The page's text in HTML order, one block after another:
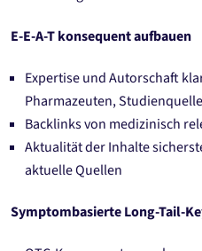
E-E-A-T konsequent aufbauen
Expertise und Autorschaft
Pharmazeuten,
Backlinks von medizinisch
Aktualität der Inhalte
aktuelle Quellen
Symptombasierte Long-Tail-